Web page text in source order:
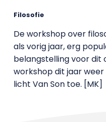
Filosofie
De workshop over
als vorig jaar, erg
belangstelling voor dit
workshop dit jaar weer
licht Van Son toe. [MK]